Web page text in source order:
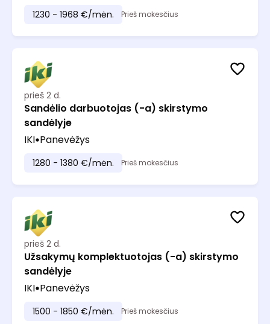
1230 - 1968 €/mėn. Prieš mokesčius
prieš 2 d.
Sandėlio darbuotojas (-a) skirstymo
sandėlyje
IKI Panevėžys
1280 - 1380 €/mėn. Prieš mokesčius
prieš 2 d.
Užsakymų komplektuotojas (-a) skirstymo
sandėlyje
IKI Panevėžys
1500 - 1850 €/mėn. Prieš mokesčius